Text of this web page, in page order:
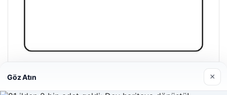
Enes Kaplan Avukatlık Bürosu
Göz Atın ×